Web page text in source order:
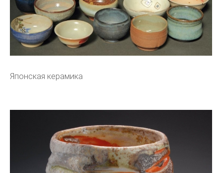
Японская керамика